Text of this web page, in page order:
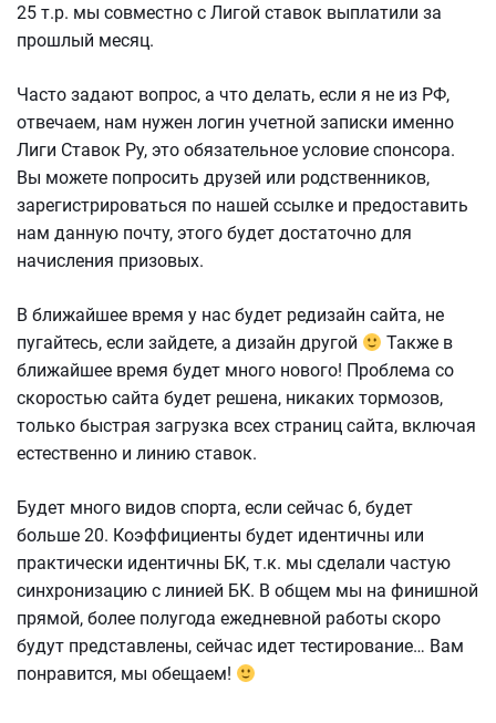
25 т.р. мы совместно с Лигой ставок выплатили за
прошлый месяц.
Часто задают вопрос, а что делать, если я не из РФ,
отвечаем, нам нужен логин учетной записки именно
Лиги Ставок Ру, это обязательное условие спонсора.
Вы можете попросить друзей или родственников,
зарегистрироваться по нашей ссылке и предоставить
нам данную почту, этого будет достаточно для
начисления призовых.
В ближайшее время у нас будет редизайн сайта, не
пугайтесь, если зайдете, а дизайн другой
Также в
ближайшее время будет много нового! Проблема со
скоростью сайта будет решена, никаких тормозов,
только быстрая загрузка всех страниц сайта, включая
естественно и линию ставок.
Будет много видов спорта, если сейчас 6, будет
больше 20. Коэффициенты будет идентичны или
практически идентичны БК, т.к. мы сделали частую
синхронизацию с линией БК. В общем мы на финишной
прямой, более полугода ежедневной работы скоро
будут представлены, сейчас идет тестирование… Вам
понравится, мы обещаем!